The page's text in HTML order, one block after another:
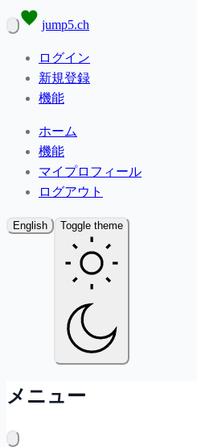
jump5.ch
ログイン
新規登録
機能
ホーム
機能
マイプロフィール
ログアウト
English Toggle theme
メニュー